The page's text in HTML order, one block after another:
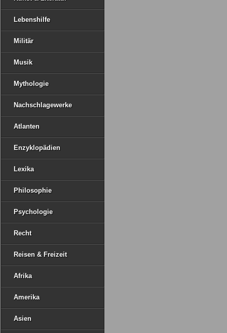
Lebenshilfe
Militär
Musik
Mythologie
Nachschlagewerke
Atlanten
Enzyklopädien
Lexika
Philosophie
Psychologie
Recht
Reisen & Freizeit
Afrika
Amerika
Asien